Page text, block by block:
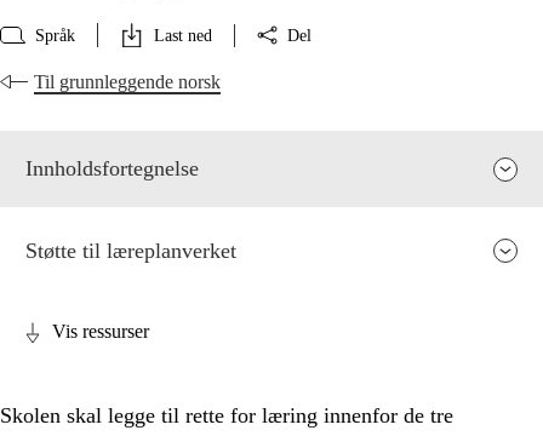
Språk Last ned Del
Til grunnleggende norsk
Innholdsfortegnelse
Støtte til læreplanverket
Vis ressurser
Skolen skal legge til rette for læring innenfor de tre